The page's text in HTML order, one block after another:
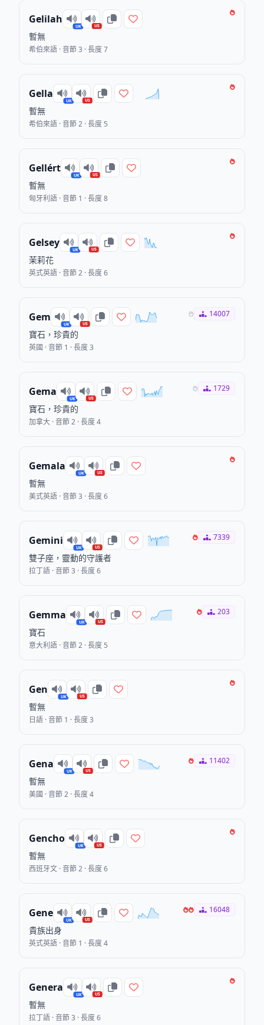
Gelilah
UK US
暫無
希伯來語 · 音節 3 · 長度 7
Gella
UK US
暫無
希伯來語 · 音節 2 · 長度 5
Gellért
UK US
暫無
匈牙利語 · 音節 1 · 長度 8
Gelsey
UK US
茉莉花
英式英語 · 音節 2 · 長度 6
Gem
UK US
寶石，珍貴的
英國 · 音節 1 · 長度 3
14007
Gema
UK US
寶石，珍貴的
加拿大 · 音節 2 · 長度 4
1729
Gemala
UK US
暫無
美式英語 · 音節 3 · 長度 6
Gemini
UK US
雙子座，靈動的守護者
拉丁語 · 音節 3 · 長度 6
7339
Gemma
UK US
寶石
意大利語 · 音節 2 · 長度 5
203
Gen
UK US
暫無
日語 · 音節 1 · 長度 3
Gena
UK US
暫無
美國 · 音節 2 · 長度 4
11402
Gencho
UK US
暫無
西班牙文 · 音節 2 · 長度 6
Gene
UK US
貴族出身
英式英語 · 音節 1 · 長度 4
16048
Genera
UK US
暫無
拉丁語 · 音節 3 · 長度 6